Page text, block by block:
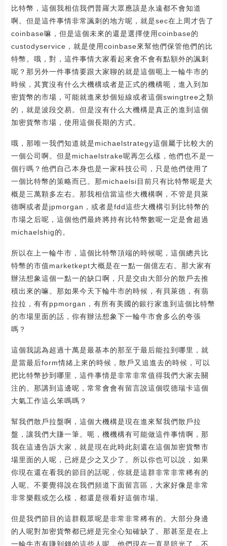
比特幣，這個我相信我們普羅大眾應該是永遠都不會知道
啊。但是這件事情非常諷刺的地方呢，就是sec在上周才告了
coinbase嘛，但是這個未來的還是選擇使用coinbase的
custodyservice，就是使用coinbase來幫他們保管他們的比
特幣。哦，對，這件事情大家看起來會不會有點額外的諷刺
呢？那另外一件事情要跟大家聊的就是這個呃上一輪牛市的
時候，其實沒有什么大機構或者是正式的機構呃，進入到加
密貨幣的市場，可能就進來炒個短線或者這個swingtree之類
的，就是波段交易。但是沒有什么大機構是真正的進到這個
加密貨幣市場，使用這個長期的方式。
哦，那唯一我們知道就是michaelstrategy這個屬于比較大的
一個公司啊。但是michaelstrake呢再怎么樣，他們也不是一
個行嗎？他們自己本身也是一家科技公司，只是他們使用了
一個比特幣的策略而已。那michaelsi目前只有比特幣呢是大
概是三萬顆多左右。那我相信當這些大機構啊，不管是貝萊
德啊或者是jpmorgan，或者是fdd這些大機構引到比特幣的
市場之后呢，這個他們最終將持有比特幣數呢一定是會超過
michaelshig的。
所以在上一輪牛市，這個比特幣頂端的時候呢，這個總共比
特幣的市值marketkept大概是在一點一個億左右。那大家有
辦法想象這個一點一的缺口啊，只是交由大部分的散戶去推
積出來的嘛。那如果今天下輪牛市的時候，有貝萊德，有翡
拉拉，有有ppmorgan，有所有美國的銀行家進到這個比特幣
的市場里面的話，你有辦法想象下一輪牛市會多么的夸張
嗎？
這個我認為超過十萬是最基本的那至于最后能拉到哪里，就
是當最后form情緒上來的時候，散戶又追進去的時候，可以
把比特幣抄到哪里，這件事情是非常非常值得我們大家去關
注的。那講到這邊呢，常常會會有留言說這個哎德瑞卡這個
大氣工作這么笨嗎嗎？
幫我們散戶拉盤啊，這個大機構是現在進來幫我們散戶拉
盤，讓我們大賺一筆。呃，機機構有可能做這件事情啊，那
我在這邊告訴大家，就是現在此時此刻還在這個加密貨幣市
場里面的人呢，已經是少之又少了。所以你也可以說，如果
你現在還在看我的節目的話呢，你就是這群非常非常稀有的
人呢。不要覺得說在我們頻道下面留言區，大家好像是非常
非常樂觀或怎么樣，都還是很看好這個市場。
但是我們節目的這群觀眾呢是非常非常稀有的。大部分身邊
的人呢對加密貨幣都已經是完全心知確缺了。那甚至是在上
一輪牛市有賺到錢的這些人呢，他們現在一直是賠光了，不